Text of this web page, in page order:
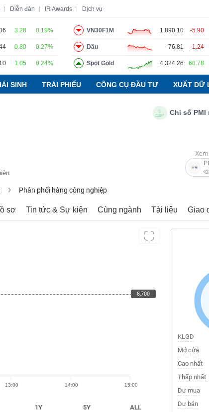
Diễn đàn IR Awards Dịch vụ
3.28 0.19%
0.80 0.27%
1.05 0.24%
VN30F1M 1,890.10 -5.90
Dầu 76.81 -1.24
Spot Gold 4,324.26 60.78
SINH TRÁI PHIẾU CÔNG CỤ ĐẦU TƯ XUẤT DỮ
Chỉ số PMI
Phân phối hàng công nghiệp
sơ Tin tức & Sự kiện Cùng ngành Tài liệu Giao
8,700
13:00 14:00 15:00
8,700
1Y
5Y
ALL
KLGD
Mở cửa
Cao nhất
Thấp nhất
Dư mua
Dư bán
Báo cáo phân tích Thuật ngữ